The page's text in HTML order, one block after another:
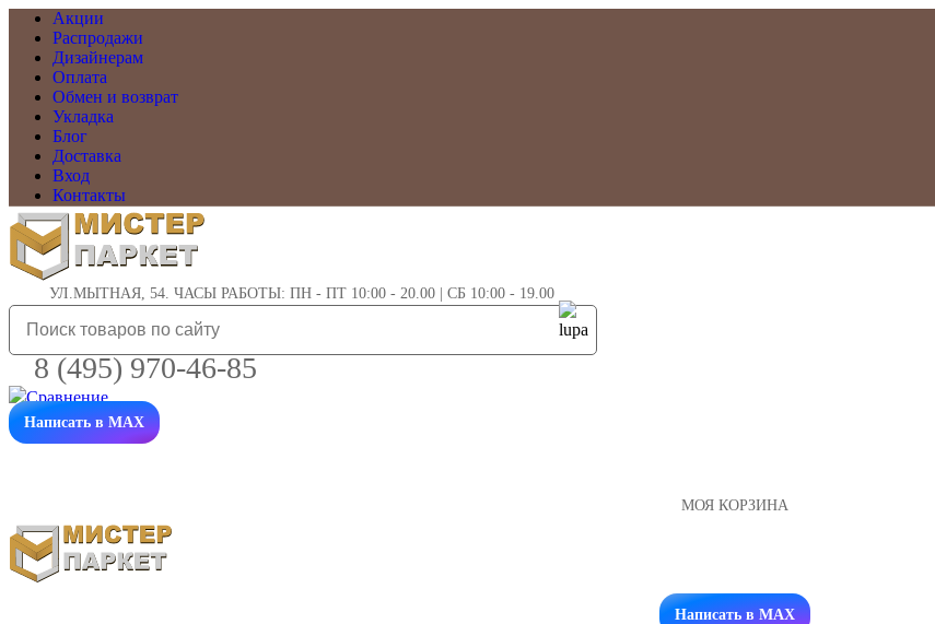
Акции
Распродажи
Дизайнерам
Оплата
Обмен и возврат
Укладка
Блог
Доставка
Вход
Контакты
УЛ.МЫТНАЯ, 54. ЧАСЫ РАБОТЫ: ПН - ПТ 10:00 - 20.00 | СБ 10:00 - 19.00
8 (495) 970-46-85
Написать в MAX
МОЯ КОРЗИНА
Заказать звонок
Написать в MAX